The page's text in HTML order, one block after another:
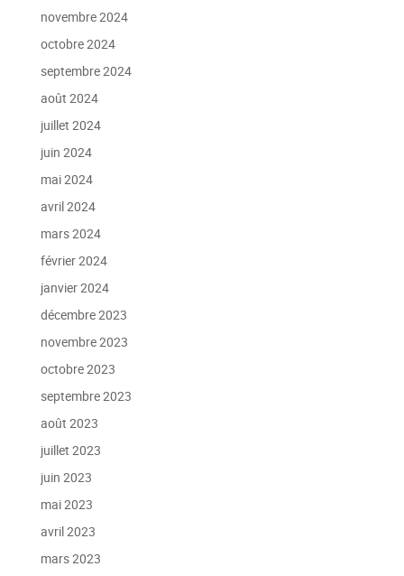
novembre 2024
octobre 2024
septembre 2024
août 2024
juillet 2024
juin 2024
mai 2024
avril 2024
mars 2024
février 2024
janvier 2024
décembre 2023
novembre 2023
octobre 2023
septembre 2023
août 2023
juillet 2023
juin 2023
mai 2023
avril 2023
mars 2023